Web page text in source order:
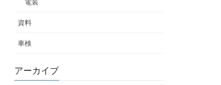
電装
資料
車検
アーカイブ